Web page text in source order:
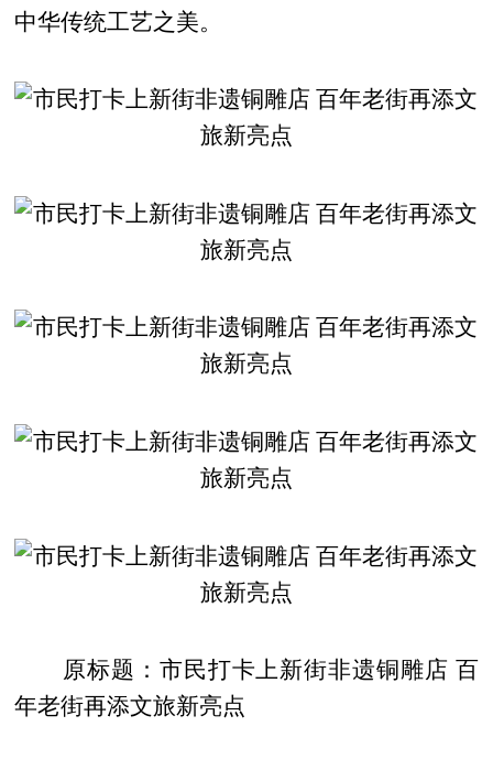
中华传统工艺之美。
原标题：市民打卡上新街非遗铜雕店 百
年老街再添文旅新亮点